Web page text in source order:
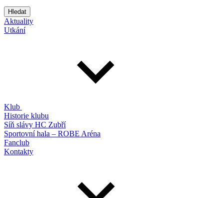
Hledat
Aktuality
Utkání
Klub
Historie klubu
Síň slávy HC Zubří
Sportovní hala – ROBE Aréna
Fanclub
Kontakty